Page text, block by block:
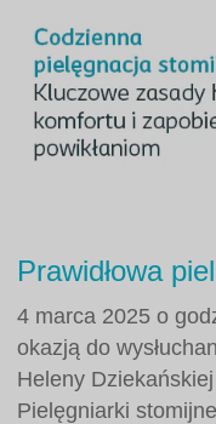
Prawidłowa
4 marca 2025 o
okazją do
Heleny Dziekańskiej
Pielęgniarki